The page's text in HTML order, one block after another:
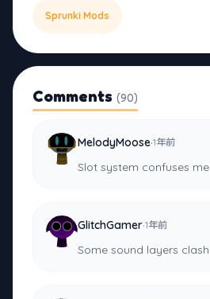
Sprunki Mods
Comments (90)
MelodyMoose·1年前
Slot system confuses me
GlitchGamer·1年前
Some sound layers clash